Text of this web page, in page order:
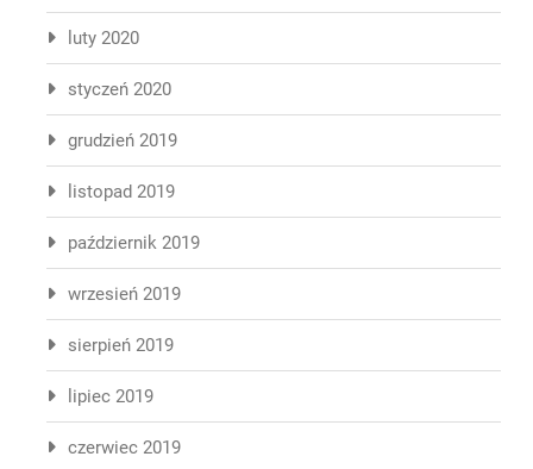
luty 2020
styczeń 2020
grudzień 2019
listopad 2019
październik 2019
wrzesień 2019
sierpień 2019
lipiec 2019
czerwiec 2019